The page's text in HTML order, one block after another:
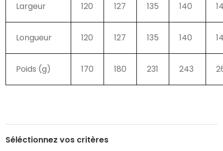
Largeur 120 127 135 140
Longueur 120 127 135 140
Poids (g) 170 180 231 243
Séléctionnez vos critères